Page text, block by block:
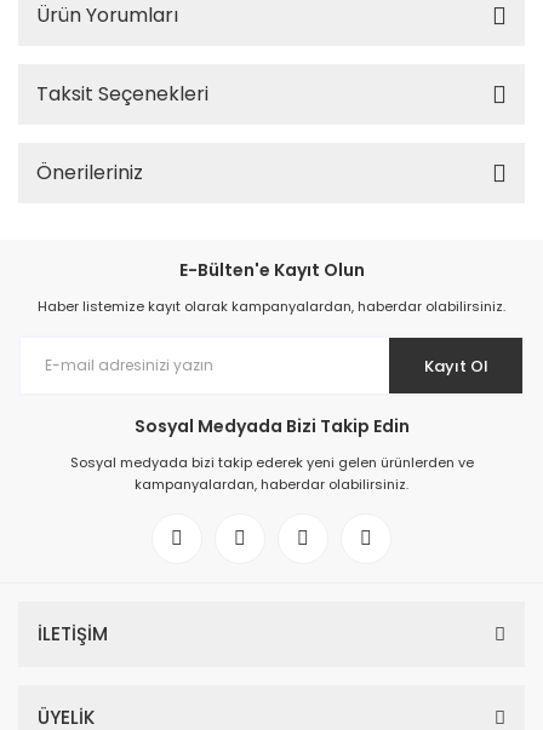
Ürün Yorumları
Taksit Seçenekleri
Önerileriniz
E-Bülten'e Kayıt Olun
Haber listemize kayıt olarak kampanyalardan, haberdar olabilirsiniz.
Kayıt Ol
Sosyal Medyada Bizi Takip Edin
Sosyal medyada bizi takip ederek yeni gelen ürünlerden ve
kampanyalardan, haberdar olabilirsiniz.
İLETİŞİM
ÜYELİK